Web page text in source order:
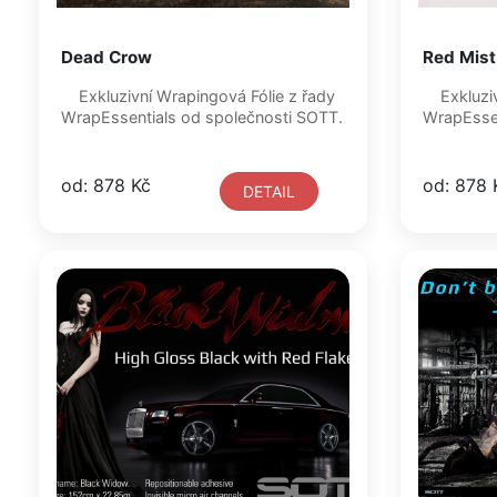
Dead Crow
WrapEssentials od společnosti SOTT.
od: 878 Kč DETAIL
Red Mist
od: 878